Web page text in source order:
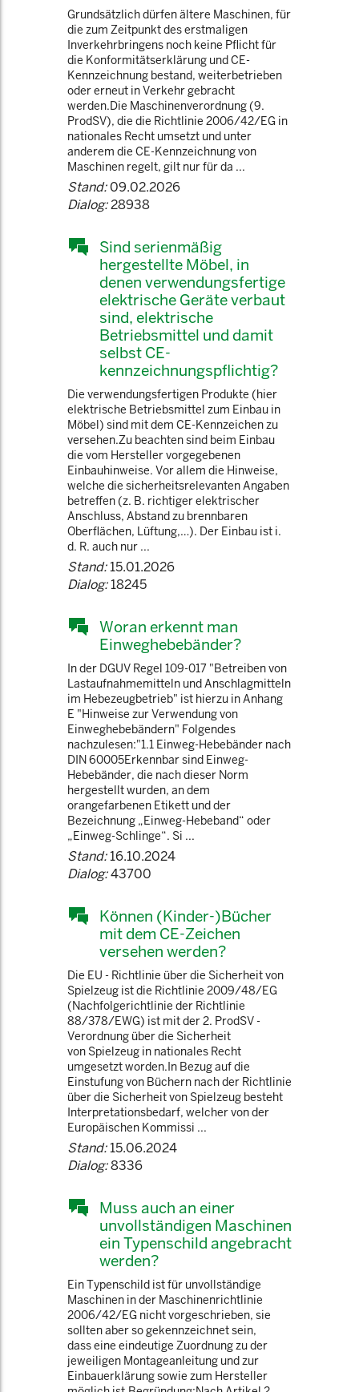
Grundsätzlich dürfen ältere Maschinen, für
die zum Zeitpunkt des erstmaligen
Inverkehrbringens noch keine Pflicht für
die Konformitätserklärung und CE-
Kennzeichnung bestand, weiterbetrieben
oder erneut in Verkehr gebracht
werden.Die Maschinenverordnung (9.
ProdSV), die die Richtlinie 2006/42/EG in
nationales Recht umsetzt und unter
anderem die CE-Kennzeichnung von
Maschinen regelt, gilt nur für da ...
Stand:09.02.2026
Dialog:28938
Sind serienmäßig
hergestellte Möbel, in
denen verwendungsfertige
elektrische Geräte verbaut
sind, elektrische
Betriebsmittel und damit
selbst CE-
kennzeichnungspflichtig?
Die verwendungsfertigen Produkte (hier
elektrische Betriebsmittel zum Einbau in
Möbel) sind mit dem CE-Kennzeichen zu
versehen.Zu beachten sind beim Einbau
die vom Hersteller vorgegebenen
Einbauhinweise. Vor allem die Hinweise,
welche die sicherheitsrelevanten Angaben
betreffen (z. B. richtiger elektrischer
Anschluss, Abstand zu brennbaren
Oberflächen, Lüftung,…). Der Einbau ist i.
d. R. auch nur ...
Stand:15.01.2026
Dialog:18245
Woran erkennt man
Einweghebebänder?
In der DGUV Regel 109-017 "Betreiben von
Lastaufnahmemitteln und Anschlagmitteln
im Hebezeugbetrieb" ist hierzu in Anhang
E "Hinweise zur Verwendung von
Einweghebebändern" Folgendes
nachzulesen:"1.1 Einweg-Hebebänder nach
DIN 60005Erkennbar sind Einweg-
Hebebänder, die nach dieser Norm
hergestellt wurden, an dem
orangefarbenen Etikett und der
Bezeichnung „Einweg-Hebeband“ oder
„Einweg-Schlinge“. Si ...
Stand:16.10.2024
Dialog:43700
Können (Kinder-)Bücher
mit dem CE-Zeichen
versehen werden?
Die EU - Richtlinie über die Sicherheit von
Spielzeug ist die Richtlinie 2009/48/EG
(Nachfolgerichtlinie der Richtlinie
88/378/EWG) ist mit der 2. ProdSV -
Verordnung über die Sicherheit
von Spielzeug in nationales Recht
umgesetzt worden.In Bezug auf die
Einstufung von Büchern nach der Richtlinie
über die Sicherheit von Spielzeug besteht
Interpretationsbedarf, welcher von der
Europäischen Kommissi ...
Stand:15.06.2024
Dialog:8336
Muss auch an einer
unvollständigen Maschinen
ein Typenschild angebracht
werden?
Ein Typenschild ist für unvollständige
Maschinen in der Maschinenrichtlinie
2006/42/EG nicht vorgeschrieben, sie
sollten aber so gekennzeichnet sein,
dass eine eindeutige Zuordnung zu der
jeweiligen Montageanleitung und zur
Einbauerklärung sowie zum Hersteller